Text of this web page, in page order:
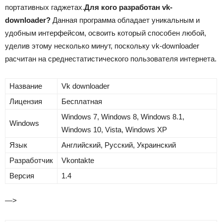
портативных гаджетах.Для кого разработан vk-
downloader? Данная программа обладает уникальным и
удобным интерфейсом, освоить который способен любой,
уделив этому несколько минут, поскольку vk-downloader
расчитан на среднестатистического пользователя интернета.
Название
Vk downloader
Лицензия
Бесплатная
Windows
Windows 7, Windows 8, Windows 8.1,
Windows 10, Vista, Windows XP
Язык
Английский, Русский, Украинский
Разработчик
Vkontakte
Версия
1.4
—>